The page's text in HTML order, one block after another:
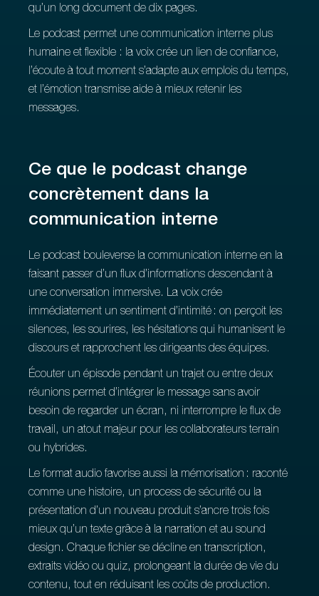
qu’un long document de dix pages.
Le podcast permet une communication interne plus
humaine et flexible : la voix crée un lien de confiance,
l’écoute à tout moment s’adapte aux emplois du temps,
et l’émotion transmise aide à mieux retenir les
messages.
Ce que le podcast change
concrètement dans la
communication interne
Le podcast bouleverse la communication interne en la
faisant passer d’un flux d’informations descendant à
une conversation immersive. La voix crée
immédiatement un sentiment d’intimité : on perçoit les
silences, les sourires, les hésitations qui humanisent le
discours et rapprochent les dirigeants des équipes.
Écouter un épisode pendant un trajet ou entre deux
réunions permet d’intégrer le message sans avoir
besoin de regarder un écran, ni interrompre le flux de
travail, un atout majeur pour les collaborateurs terrain
ou hybrides.
Le format audio favorise aussi la mémorisation : raconté
comme une histoire, un process de sécurité ou la
présentation d’un nouveau produit s’ancre trois fois
mieux qu’un texte grâce à la narration et au sound
design. Chaque fichier se décline en transcription,
extraits vidéo ou quiz, prolongeant la durée de vie du
contenu, tout en réduisant les coûts de production.